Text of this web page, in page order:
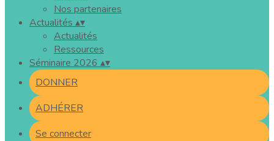
Nos partenaires
Actualités ▴▾
Actualités
Ressources
Séminaire 2026 ▴▾
DONNER
ADHÉRER
Se connecter